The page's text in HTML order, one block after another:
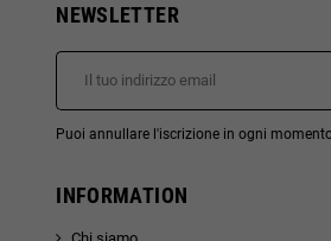
NEWSLETTER
Puoi annullare l'iscrizione in ogni
INFORMATION